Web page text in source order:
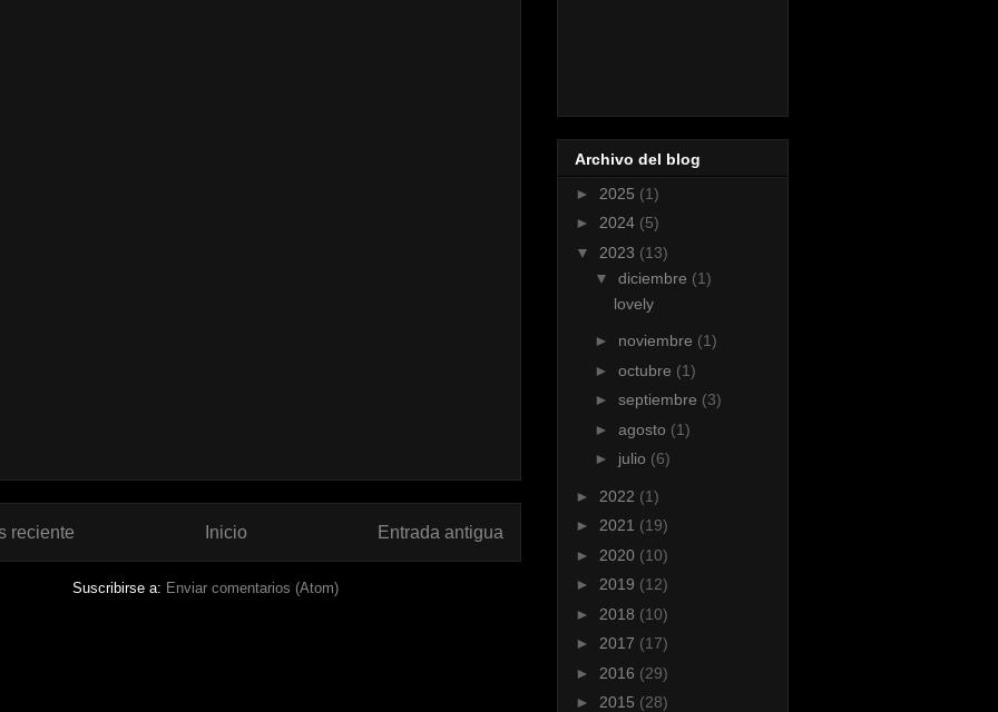
reciente Entrada antigua
Inicio
Suscribirse a: Enviar comentarios (Atom)
Archivo del blog
► 2025 (1)
► 2024 (5)
▼ 2023 (13)
▼ diciembre (1)
lovely
► noviembre (1)
► octubre (1)
► septiembre (3)
► agosto (1)
► julio (6)
► 2022 (1)
► 2021 (19)
► 2020 (10)
► 2019 (12)
► 2018 (10)
► 2017 (17)
► 2016 (29)
► 2015 (28)